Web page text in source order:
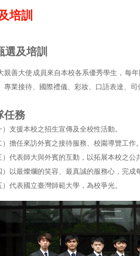
培訓
選及培訓
親善大使成員來自本校各系優秀學生，每
專業接待、國際禮儀、彩妝、口語表達、
任務
）支援本校之招生宣傳及全校性活動。
）擔任來訪外賓之接待服務、校園導覽工作
）代表師大與外賓的互動，以拓展本校之公
）以最燦爛的笑容、最真誠的服務心，完成
）代表國立臺灣師範大學，為校爭光。